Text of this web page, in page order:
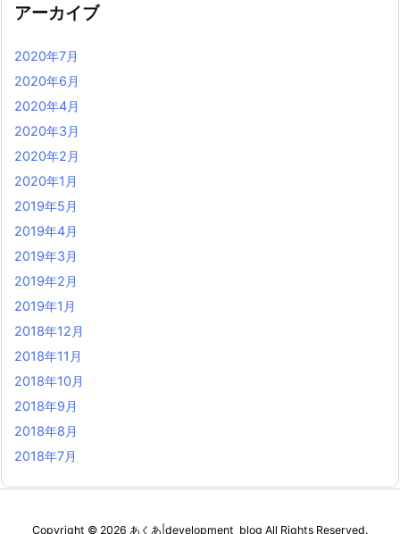
アーカイブ
2020年7月
2020年6月
2020年4月
2020年3月
2020年2月
2020年1月
2019年5月
2019年4月
2019年3月
2019年2月
2019年1月
2018年12月
2018年11月
2018年10月
2018年9月
2018年8月
2018年7月
Copyright © 2026 あくあ|development_blog All Rights Reserved.